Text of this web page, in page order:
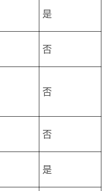
是
否
否
否
是